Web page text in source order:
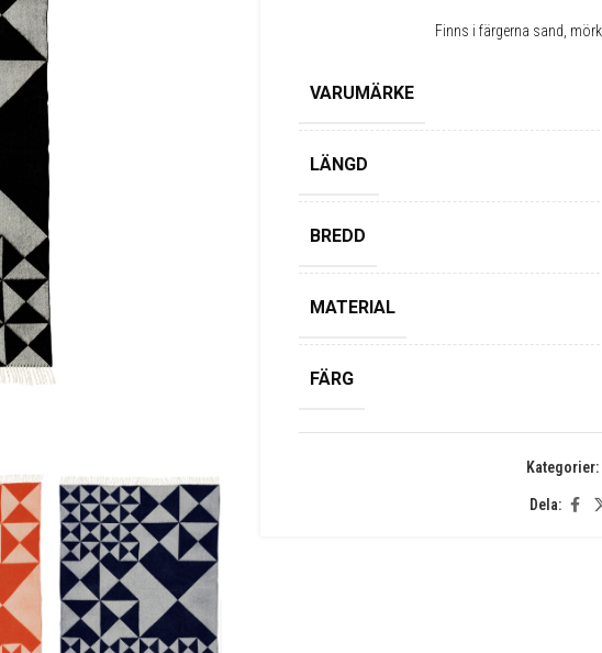
Finns i färgerna sand,
VARUMÄRKE
LÄNGD
BREDD
MATERIAL
FÄRG
Kategorier:
Dela: